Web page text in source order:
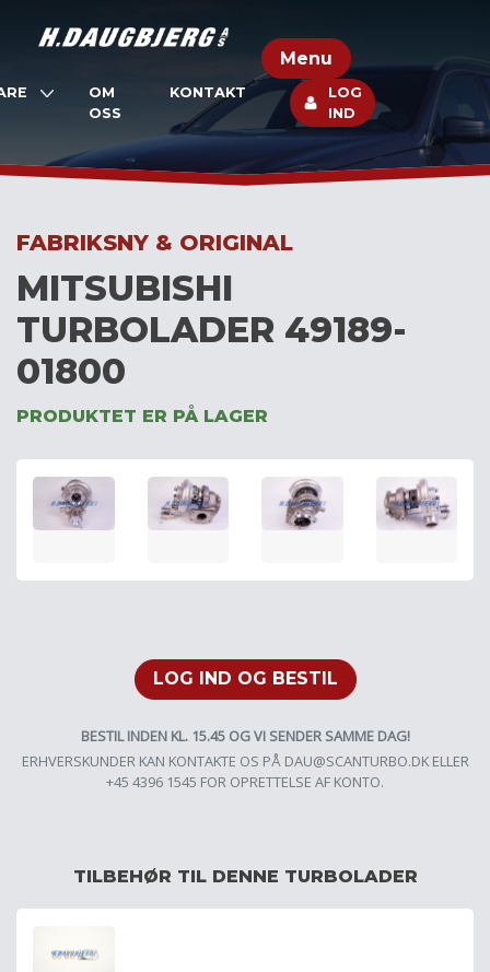
Menu
OM
OSS
KONTAKT
LOG
IND
FABRIKSNY & ORIGINAL
MITSUBISHI
TURBOLADER 49189-
01800
PRODUKTET ER PÅ LAGER
LOG IND OG BESTIL
BESTIL INDEN KL. 15.45 OG VI SENDER SAMME DAG!
ERHVERSKUNDER KAN KONTAKTE OS PÅ DAU@SCANTURBO.DKELLER
+45 4396 1545 FOR OPRETTELSE AF KONTO.
TILBEHØR TIL DENNE TURBOLADER